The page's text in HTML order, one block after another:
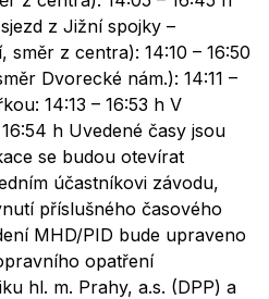
z Jižní spojky –
směr z centra): 14:10 – 16:50
Dvorecké nám.): 14:11 –
14:13 – 16:53 h V
h Uvedené časy jsou
se budou otevírat
účastníkovi závodu,
příslušného časového
MHD/PID bude upraveno
opatření
hl. m. Prahy, a.s. (DPP) a